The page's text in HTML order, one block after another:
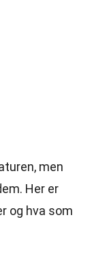
men
Her er
og hva som